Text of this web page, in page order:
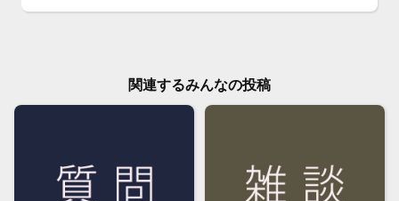
関連するみんなの投稿